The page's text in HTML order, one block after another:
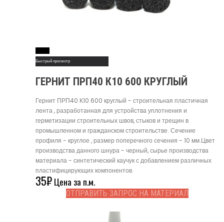
Быстрый просмотр
ГЕРНИТ ПРП40 К10 600 КРУГЛЫЙ
Гернит ПРП40 К10 600 круглый - строительная пластичная
лента , разработанная для устройства уплотнения и
герметизации строительных швов, стыков и трещин в
промышленном и гражданском строительстве. Сечение
профиля - круглое , размер поперечного сечения - 10 мм.Цвет
производства данного шнура - черный, сырье производства
материала - синтетический каучук с добавлением различных
пластифицирующих компонентов.
35₽Цена за п.м.
ОТПРАВИТЬ ЗАПРОС НА МАТЕРИАЛ